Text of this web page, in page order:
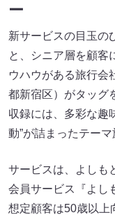
ー
新サービスの目玉の
と、シニア層を顧客
ウハウがある旅行会
都新宿区）がタッグ
収録には、多彩な趣
動”が詰まったテー
サービスは、よしも
会員サービス『よし
想定顧客は50歳以上